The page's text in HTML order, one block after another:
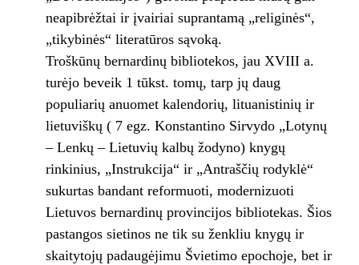
neapibrėžtai ir įvairiai suprantamą „religinės“,
„tikybinės“ literatūros sąvoką.
Troškūnų bernardinų bibliotekos, jau XVIII a.
turėjo beveik 1 tūkst. tomų, tarp jų daug
populiarių anuomet kalendorių, lituanistinių ir
lietuviškų ( 7 egz. Konstantino Sirvydo „Lotynų
– Lenkų – Lietuvių kalbų žodyno) knygų
rinkinius, „Instrukcija“ ir „Antraščių rodyklė“
sukurtas bandant reformuoti, modernizuoti
Lietuvos bernardinų provincijos bibliotekas. Šios
pastangos sietinos ne tik su ženkliu knygų ir
skaitytojų padaugėjimu Švietimo epochoje, bet ir